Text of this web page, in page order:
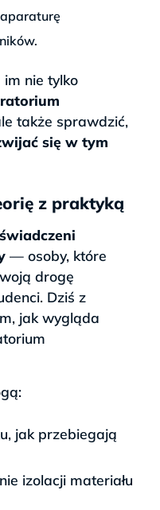
nie tylko
także sprawdzić,
się w tym
z praktyką
— osoby, które
drogę
Dziś z
jak wygląda
jak przebiegają
izolacji materiału